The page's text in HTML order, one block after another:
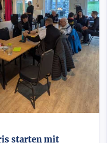
starten mit